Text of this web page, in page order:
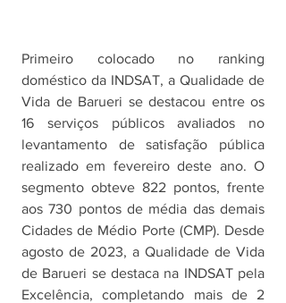
Primeiro colocado no ranking
doméstico da INDSAT, a Qualidade de
Vida de Barueri se destacou entre os
16 serviços públicos avaliados no
levantamento de satisfação pública
realizado em fevereiro deste ano. O
segmento obteve 822 pontos, frente
aos 730 pontos de média das demais
Cidades de Médio Porte (CMP). Desde
agosto de 2023, a Qualidade de Vida
de Barueri se destaca na INDSAT pela
Excelência, completando mais de 2